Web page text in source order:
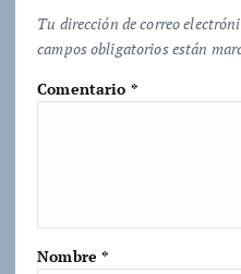
Tu dirección de correo
campos obligatorios están
Comentario *
Nombre*